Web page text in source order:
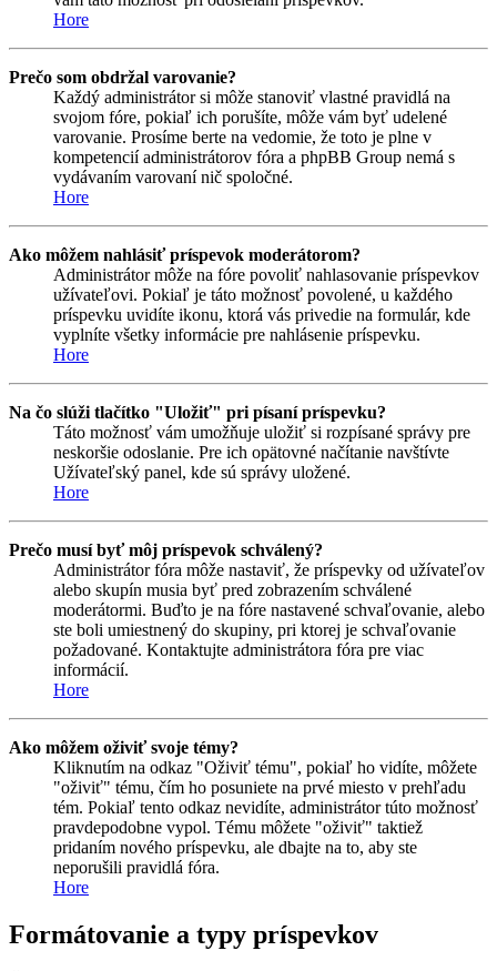
Hore
Prečo som obdržal varovanie?
Každý administrátor si môže stanoviť vlastné pravidlá na
svojom fóre, pokiaľ ich porušíte, môže vám byť udelené
varovanie. Prosíme berte na vedomie, že toto je plne v
kompetencií administrátorov fóra a phpBB Group nemá s
vydávaním varovaní nič spoločné.
Hore
Ako môžem nahlásiť príspevok moderátorom?
Administrátor môže na fóre povoliť nahlasovanie príspevkov
užívateľovi. Pokiaľ je táto možnosť povolené, u každého
príspevku uvidíte ikonu, ktorá vás privedie na formulár, kde
vyplníte všetky informácie pre nahlásenie príspevku.
Hore
Na čo slúži tlačítko "Uložiť" pri písaní príspevku?
Táto možnosť vám umožňuje uložiť si rozpísané správy pre
neskoršie odoslanie. Pre ich opätovné načítanie navštívte
Užívateľský panel, kde sú správy uložené.
Hore
Prečo musí byť môj príspevok schválený?
Administrátor fóra môže nastaviť, že príspevky od užívateľov
alebo skupín musia byť pred zobrazením schválené
moderátormi. Buďto je na fóre nastavené schvaľovanie, alebo
ste boli umiestnený do skupiny, pri ktorej je schvaľovanie
požadované. Kontaktujte administrátora fóra pre viac
informácií.
Hore
Ako môžem oživiť svoje témy?
Kliknutím na odkaz "Oživiť tému", pokiaľ ho vidíte, môžete
"oživiť" tému, čím ho posuniete na prvé miesto v prehľadu
tém. Pokiaľ tento odkaz nevidíte, administrátor túto možnosť
pravdepodobne vypol. Tému môžete "oživiť" taktiež
pridaním nového príspevku, ale dbajte na to, aby ste
neporušili pravidlá fóra.
Hore
Formátovanie a typy príspevkov